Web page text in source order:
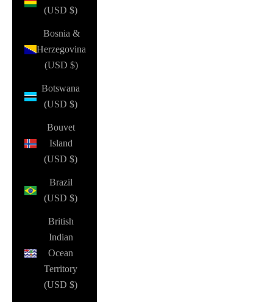
(USD $)
Bosnia &
Herzegovina
(USD $)
Botswana
(USD $)
Bouvet
Island
(USD $)
Brazil
(USD $)
British
Indian
Ocean
Territory
(USD $)